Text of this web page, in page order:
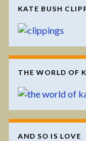
KATE BUSH
THE WORLD OF
AND SO IS LOVE